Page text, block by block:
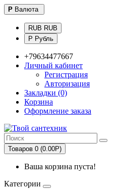
Р Валюта
RUB RUB
Р Рубль
+79634477667
Личный кабинет
Регистрация
Авторизация
Закладки (0)
Корзина
Оформление заказа
Товаров 0 (0.00Р)
Ваша корзина пуста!
Категории